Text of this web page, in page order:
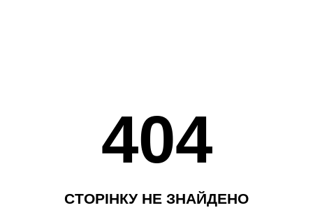
404
СТОРІНКУ НЕ ЗНАЙДЕНО